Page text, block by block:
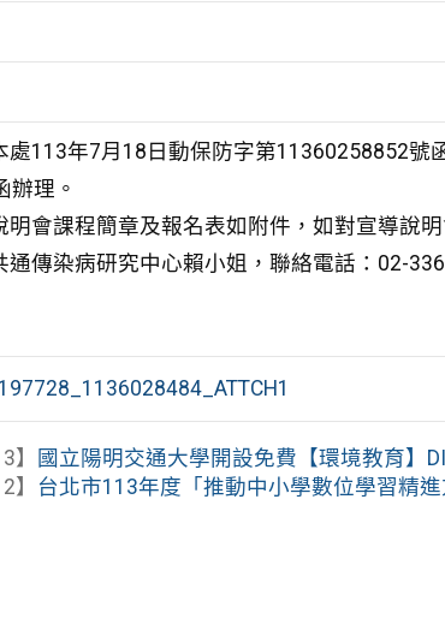
處113年7月18日動保防字第11360258852
辦理。
明會課程簡章及報名表如附件，如對宣導說
通傳染病研究中心賴小姐，聯絡電話：02-
】 國立陽明交通大學開設免費【環境教育】
】 台北市113年度「推動中小學數位學習精